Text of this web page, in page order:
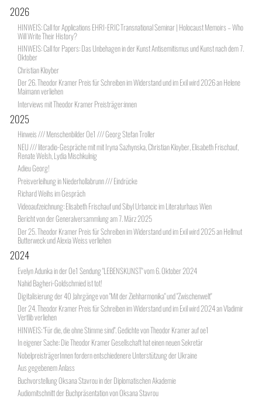
2026
HINWEIS: Call for Applications EHRI-ERIC Transnational Seminar | Holocaust Memoirs – Who
Will Write Their History?
HINWEIS: Call for Papers: Das Unbehagen in der Kunst Antisemitismus und Kunst nach dem 7.
Oktober
Christian Kloyber
Der 26. Theodor Kramer Preis für Schreiben im Widerstand und im Exil wird 2026 an Helene
Maimann verliehen
Interviews mit Theodor Kramer Preisträger:innen
2025
Hinweis /// Menschenbilder Oe1 /// Georg Stefan Troller
NEU /// literadio-Gespräche mit mit Iryna Sazhynska, Christian Kloyber, Elisabeth Frischauf,
Renate Welsh, Lydia Mischkulnig
Adieu Georg!
Preisverleihung in Niederhollabrunn /// Eindrücke
Richard Weihs im Gespräch
Videoaufzeichnung: Elisabeth Frischauf und Sibyl Urbancic im Literaturhaus Wien
Bericht von der Generalversammlung am 7. März 2025
Der 25. Theodor Kramer Preis für Schreiben im Widerstand und im Exil wird 2025 an Hellmut
Butterweck und Alexia Weiss verliehen
2024
Evelyn Adunka in der Oe1 Sendung "LEBENSKUNST" vom 6. Oktober 2024
Nahid Bagheri-Goldschmied ist tot!
Digitalisierung der 40 Jahrgänge von "Mit der Ziehharmonika" und "Zwischenwelt"
Der 24. Theodor Kramer Preis für Schreiben im Widerstand und im Exil wird 2024 an Vladimir
Vertlib verliehen
HINWEIS: "Für die, die ohne Stimme sind". Gedichte von Theodor Kramer auf oe1
In eigener Sache: Die Theodor Kramer Gesellschaft hat einen neuen Sekretär
NobelpreisträgerInnen fordern entschiedenere Unterstützung der Ukraine
Aus gegebenem Anlass
Buchvorstellung Oksana Stavrou in der Diplomatischen Akademie
Audiomitschnitt der Buchpräsentation von Oksana Stavrou